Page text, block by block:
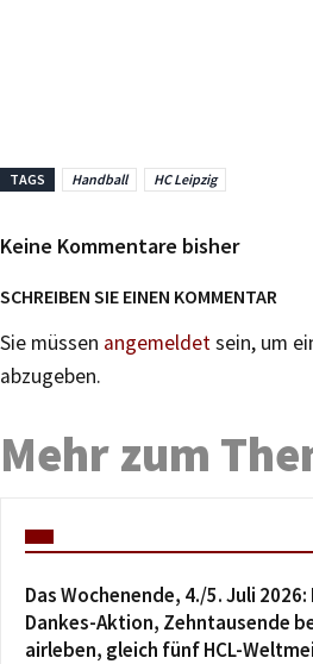
TAGS Handball HC Leipzig
Keine Kommentare bisher
SCHREIBEN SIE EINEN KOMMENTAR
Sie müssen angemeldetsein, um
abzugeben.
Mehr zum
Das Wochenende, 4./5. Juli 2026:
Dankes-Aktion, Zehntausende
airleben, gleich fünf HCL-